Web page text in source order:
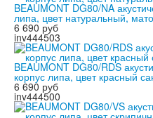
BEAUMONT DG80/NA
липа, цвет натуральный,
6 690 руб
inv444503
BEAUMONT DG80/RDS
корпус липа, цвет красный
6 690 руб
inv444500